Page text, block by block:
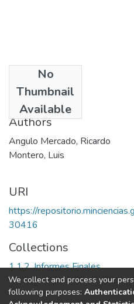
No
Thumbnail
Available
1996
Authors
Angulo Mercado, Ricardo
Montero, Luis
URI
https://
30416
Collections
1.1.2. Informes Finales
Full item page
We collect and process your
following purposes: